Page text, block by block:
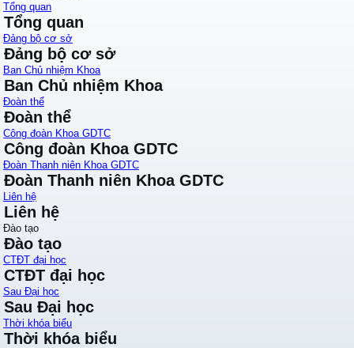
Tổng quan
Tổng quan
Đảng bộ cơ sở
Đảng bộ cơ sở
Ban Chủ nhiệm Khoa
Ban Chủ nhiệm Khoa
Đoàn thể
Đoàn thể
Công đoàn Khoa GDTC
Công đoàn Khoa GDTC
Đoàn Thanh niên Khoa GDTC
Đoàn Thanh niên Khoa GDTC
Liên hệ
Liên hệ
Đào tạo
Đào tạo
CTĐT đại học
CTĐT đại học
Sau Đại học
Sau Đại học
Thời khóa biểu
Thời khóa biểu